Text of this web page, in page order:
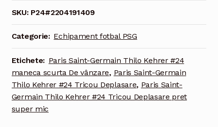
Kehrer
Deplasare
2021-
2022
maneca
SKU: P24#2204191409
Categorie: Echipament fotbal PSG
Etichete: Paris Saint-Germain Thilo Kehrer #24
maneca scurta De vânzare, Paris Saint-Germain
Thilo Kehrer #24 Tricou Deplasare, Paris Saint-
Germain Thilo Kehrer #24 Tricou Deplasare pret
super mic